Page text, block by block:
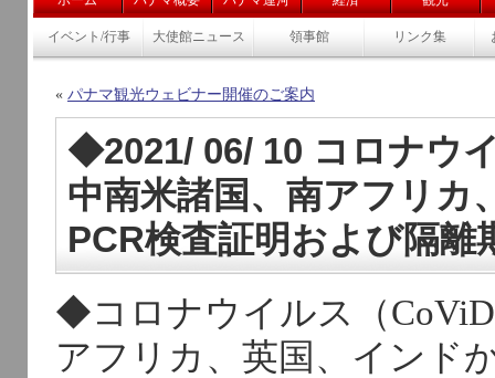
イベント/行事 大使館ニュース 領事館 リンク集
« パナマ観光ウェビナー開催のご案内
◆2021/ 06/ 10 コロナウ
中南米諸国、南アフリカ
PCR検査証明および隔離
◆コロナウイルス（
アフリカ、英国、インド